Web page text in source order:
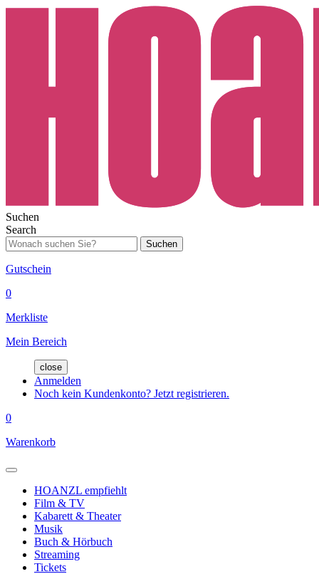
Suchen
Search
Suchen
Gutschein
0
Merkliste
Mein Bereich
close
Anmelden
Noch kein Kundenkonto? Jetzt registrieren.
0
Warenkorb
HOANZL empfiehlt
Film & TV
Kabarett & Theater
Musik
Buch & Hörbuch
Streaming
Tickets